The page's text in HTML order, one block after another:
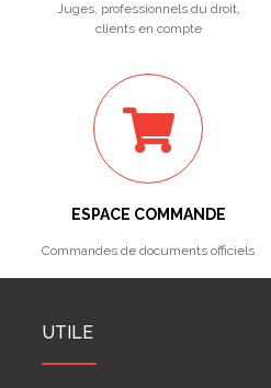
Juges, professionnels du droit,
clients en compte
ESPACE COMMANDE
Commandes de documents officiels
UTILE